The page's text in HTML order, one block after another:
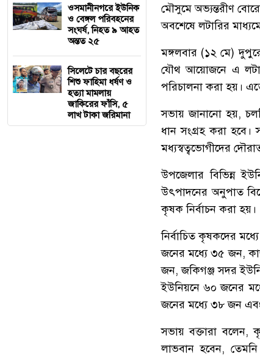
ওসমানীনগরে ইউনিক
ও বেঙ্গল পরিবহনের
সংঘর্ষ, নিহত ৯ আহত
অন্তত ২৫
সিলেটে চার বছরের
শিশু ফাহিমা ধর্ষণ ও
হত্যা মামলায়
জাকিরের ফাঁসি, ৫
লাখ টাকা জরিমানা
মৌসুমে অভ্যন্তরীণ
অবশেষে লটারির
মঙ্গলবার (১২ মে)
যৌথ আয়োজনে এ লটারি
পরিচালনা করা হয়।
সভায় জানানো হয়,
ধান সংগ্রহ করা হবে।
মধ্যস্বত্বভোগীদের
উপজেলার বিভিন্ন
উৎপাদনের অনুপাত
কৃষক নির্বাচন করা হয়।
নির্বাচিত কৃষকদের
জনের মধ্যে ৩৫ জন,
জন, জকিগঞ্জ সদর
ইউনিয়নে ৬০ জনের
জনের মধ্যে ৩৮ জন
সভায় বক্তারা বলেন,
লাভবান হবেন, তেমনি